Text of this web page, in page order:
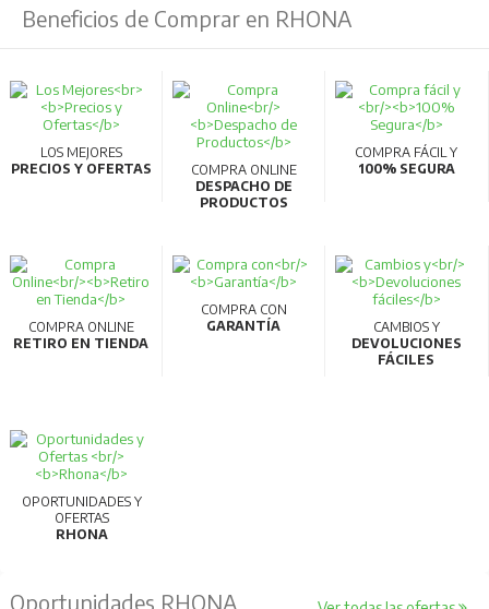
Beneficios de Comprar en RHONA
LOS MEJORES
PRECIOS Y OFERTAS
COMPRA ONLINE
DESPACHO DE
PRODUCTOS
COMPRA FÁCIL Y
100% SEGURA
COMPRA ONLINE
RETIRO EN TIENDA
COMPRA CON
GARANTÍA
CAMBIOS Y
DEVOLUCIONES
FÁCILES
OPORTUNIDADES Y
OFERTAS
RHONA
Oportunidades RHONA